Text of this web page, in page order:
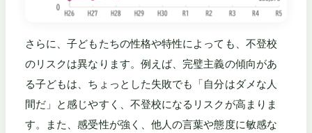
さらに、子どもたちの性格や特性によっても、不登校
のリスクは異なります。例えば、完璧主義の傾向があ
る子どもは、ちょっとした失敗でも「自分はダメな人
間だ」と感じやすく、不登校になるリスクが高まりま
す。また、感受性が強く、他人の言葉や態度に敏感な